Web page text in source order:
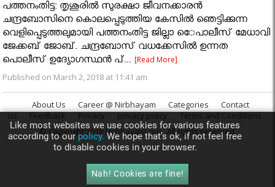
പത്തനംതിട്ട: തൃശൂരില്‍ സുരക്ഷാ ജീവനക്കാരന്‍
ചന്ദ്രബോസിനെ കൊലപ്പെടുത്തിയ കേസില്‍ ഞെട്ടിക്കുന്ന
വെളിപ്പെടുത്തലുമായി പത്തനംതിട്ട ജില്ലാ െേപാലീസ് മേധാവി
ജേക്കബ് ജോബ്. ചന്ദ്രബോസ് വധക്കേസില്‍ ഉന്നത
പൊലീസ് ഉദ്യോഗസ്ഥന്‍ പ്...[Read More]
Published on March 2, 2018 at 11:41 am
About Us Career @ Nirbhayam Categories
Contact
Us
Feedback Privacy privacy policy
Terms and Conditions
© Copyright 2018Nirbhayam.com. All rights reserved.
Like most websites we use cookies for various features
according to ourpolicy.We hope that’s ok, if not feel free
to disable cookies in your browser.
Nah! Cookies are fine!